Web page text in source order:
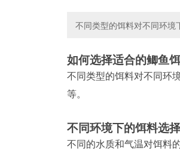
不同类型的饵料对不同环境
如何选择适合的鲫鱼
不同类型的饵料对不同环
等。
不同环境下的饵料选
不同的水质和气温对饵料